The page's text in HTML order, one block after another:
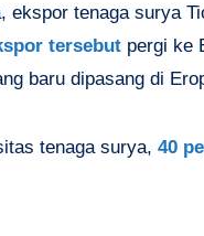
ekspor tenaga surya
tersebut pergi ke
baru dipasang di
tenaga surya, 40